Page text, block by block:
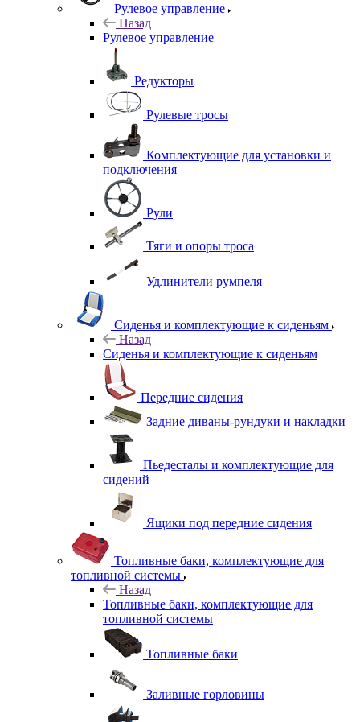
Рулевое управление
Назад
Рулевое управление
Редукторы
Рулевые тросы
Комплектующие для установки и
подключения
Рули
Тяги и опоры троса
Удлинители румпеля
Сиденья и комплектующие к сиденьям
Назад
Сиденья и комплектующие к сиденьям
Передние сидения
Задние диваны-рундуки и накладки
Пьедесталы и комплектующие для
сидений
Ящики под передние сидения
Топливные баки, комплектующие для
топливной системы
Назад
Топливные баки, комплектующие для
топливной системы
Топливные баки
Заливные горловины